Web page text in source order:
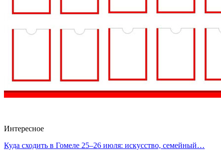
Интересное
Куда сходить в Гомеле 25–26 июля: искусство, семейный…